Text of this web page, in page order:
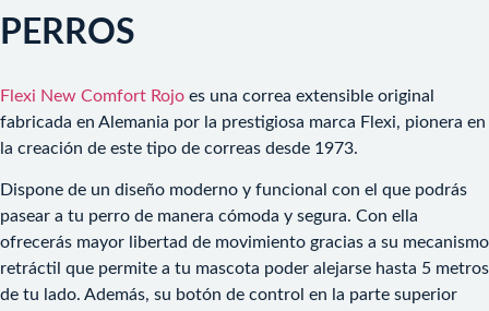
PERROS
Flexi New Comfort Rojo es una correa extensible original
fabricada en Alemania por la prestigiosa marca Flexi, pionera en
la creación de este tipo de correas desde 1973.
Dispone de un diseño moderno y funcional con el que podrás
pasear a tu perro de manera cómoda y segura. Con ella
ofrecerás mayor libertad de movimiento gracias a su mecanismo
retráctil que permite a tu mascota poder alejarse hasta 5 metros
de tu lado. Además, su botón de control en la parte superior